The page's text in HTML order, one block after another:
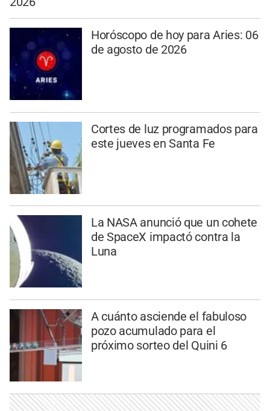
Horóscopo de hoy para Aries: 06
de agosto de 2026
Cortes de luz programados para
este jueves en Santa Fe
La NASA anunció que un cohete
de SpaceX impactó contra la
Luna
A cuánto asciende el fabuloso
pozo acumulado para el
próximo sorteo del Quini 6